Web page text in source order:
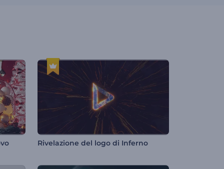
Rivelazione del logo di Inferno